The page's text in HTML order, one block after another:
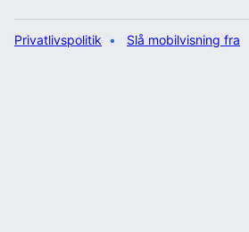
Privatlivspolitik Slå mobilvisning fra